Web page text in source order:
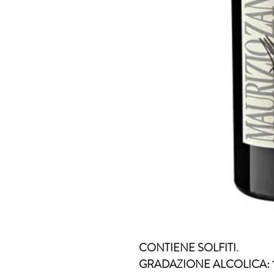
CONTIENE SOLFITI.
GRADAZIONE ALCOLICA: